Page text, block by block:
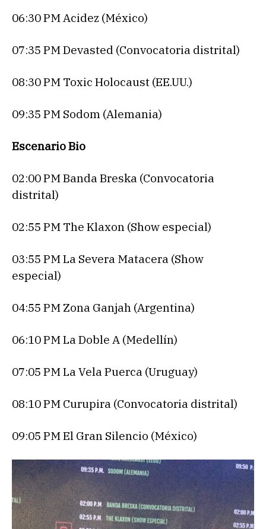
06:30 PM Acidez (México)
07:35 PM Devasted (Convocatoria distrital)
08:30 PM Toxic Holocaust (EE.UU.)
09:35 PM Sodom (Alemania)
Escenario Bio
02:00 PM Banda Breska (Convocatoria
distrital)
02:55 PM The Klaxon (Show especial)
03:55 PM La Severa Matacera (Show
especial)
04:55 PM Zona Ganjah (Argentina)
06:10 PM La Doble A (Medellín)
07:05 PM La Vela Puerca (Uruguay)
08:10 PM Curupira (Convocatoria distrital)
09:05 PM El Gran Silencio (México)